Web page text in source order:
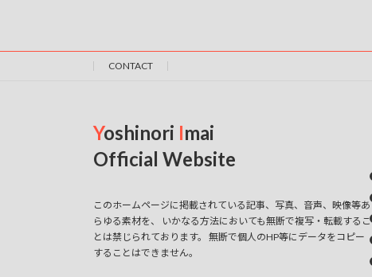
CONTACT
Yoshinori Imai
Official Website
このホームページに掲載されている記事、写真、音声、映像等あ
らゆる素材を、 いかなる方法においても無断で複写・転載するこ
とは禁じられております。 無断で個人のHP等にデータをコピー
することはできません。